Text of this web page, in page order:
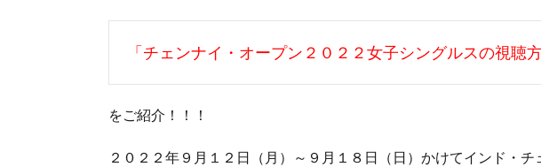
「チェンナイ・オープン２０２２女子シングルスの視聴方
をご紹介！！！
２０２２年９月１２日（月）～９月１８日（日）かけてインド・